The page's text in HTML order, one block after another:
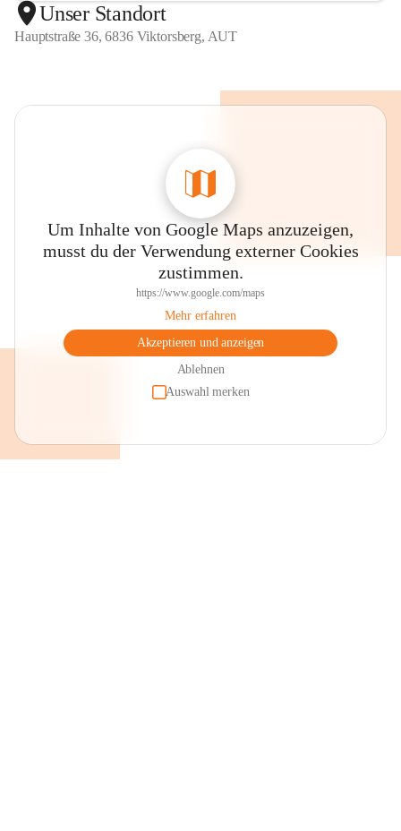
Unser Standort
Hauptstraße 36, 6836 Viktorsberg, AUT
Um Inhalte von Google Maps anzuzeigen,
musst du der Verwendung externer Cookies
zustimmen.
https://www.google.com/maps
Mehr erfahren
Akzeptieren und anzeigen
Ablehnen
Auswahl merken